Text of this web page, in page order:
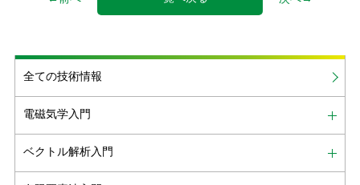
全ての技術情報
電磁気学入門
ベクトル解析入門